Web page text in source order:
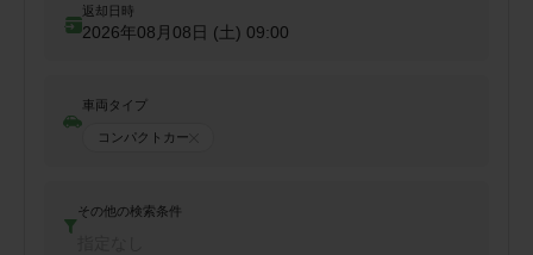
返却日時
2026年08月08日 (土) 09:00
車両タイプ
コンパクトカー
その他の検索条件